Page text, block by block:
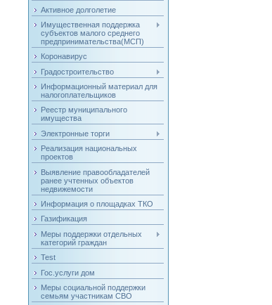
Активное долголетие
Имущественная поддержка
субъектов малого среднего
предпринимательства(МСП)
Коронавирус
Градостроительство
Информационный материал для
налогоплательщиков
Реестр муниципального
имущества
Электронные торги
Реализация национальных
проектов
Выявление правообладателей
ранее учтенных объектов
недвижемости
Информация о площадках ТКО
Газификация
Меры поддержки отдельных
категорий граждан
Test
Гос.услуги дом
Меры социальной поддержки
семьям участникам СВО